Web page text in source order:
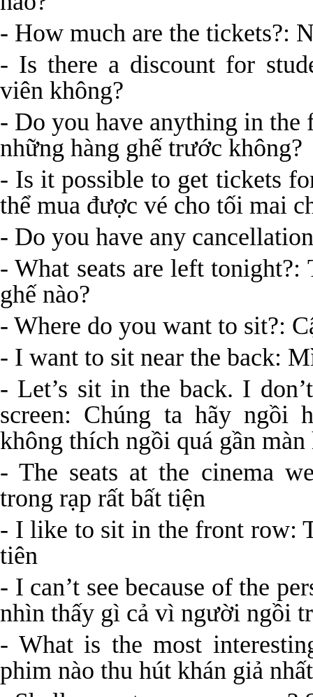
- How much are the tickets?:
- Is there a discount for
viên không?
- Do you have anything in
những hàng ghế trước không?
- Is it possible to get tickets
thể mua được vé cho tối mai
- Do you have any
- What seats are left
ghế nào?
- Where do you want to sit?:
- I want to sit near the back:
- Let’s sit in the back. I
screen: Chúng ta hãy ngồi
không thích ngồi quá gần màn
- The seats at the cinema
trong rạp rất bất tiện
- I like to sit in the front row:
tiên
- I can’t see because of the
nhìn thấy gì cả vì người ngồi
- What is the most
phim nào thu hút khán giả